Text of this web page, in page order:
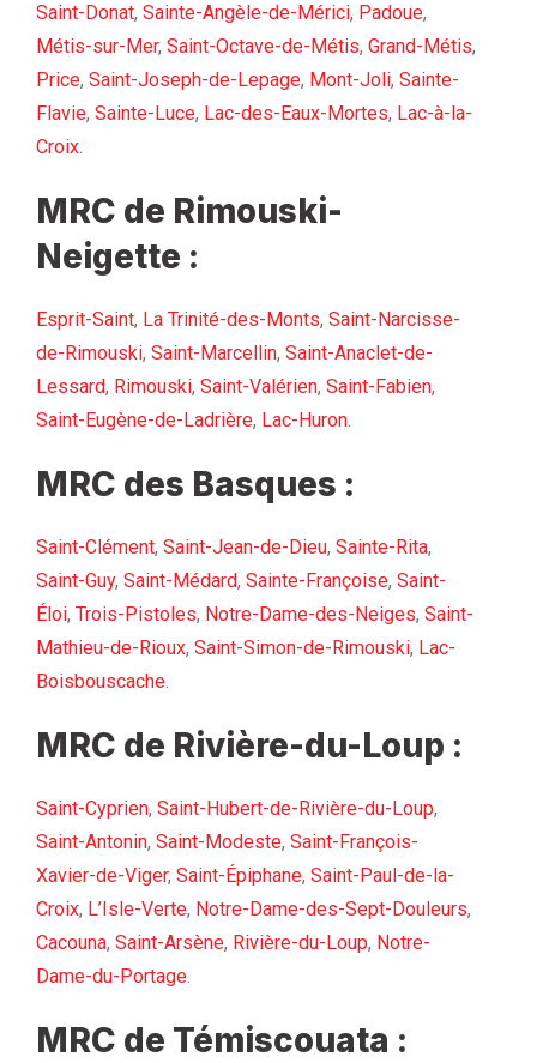
Saint-Donat, Sainte-Angèle-de-Mérici, Padoue,
Métis-sur-Mer, Saint-Octave-de-Métis, Grand-Métis,
Price, Saint-Joseph-de-Lepage, Mont-Joli, Sainte-
Flavie, Sainte-Luce, Lac-des-Eaux-Mortes, Lac-à-la-
Croix.
MRC de Rimouski-
Neigette :
Esprit-Saint, La Trinité-des-Monts, Saint-Narcisse-
de-Rimouski, Saint-Marcellin, Saint-Anaclet-de-
Lessard, Rimouski, Saint-Valérien, Saint-Fabien,
Saint-Eugène-de-Ladrière, Lac-Huron.
MRC des Basques :
Saint-Clément, Saint-Jean-de-Dieu, Sainte-Rita,
Saint-Guy, Saint-Médard, Sainte-Françoise, Saint-
Éloi, Trois-Pistoles, Notre-Dame-des-Neiges, Saint-
Mathieu-de-Rioux, Saint-Simon-de-Rimouski, Lac-
Boisbouscache.
MRC de Rivière-du-Loup :
Saint-Cyprien, Saint-Hubert-de-Rivière-du-Loup,
Saint-Antonin, Saint-Modeste, Saint-François-
Xavier-de-Viger, Saint-Épiphane, Saint-Paul-de-la-
Croix, L’Isle-Verte, Notre-Dame-des-Sept-Douleurs,
Cacouna, Saint-Arsène, Rivière-du-Loup, Notre-
Dame-du-Portage.
MRC de Témiscouata :